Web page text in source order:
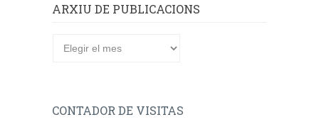
ARXIU DE PUBLICACIONS
CONTADOR DE VISITAS